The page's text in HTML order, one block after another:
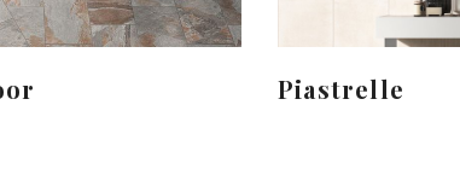
Piastrelle